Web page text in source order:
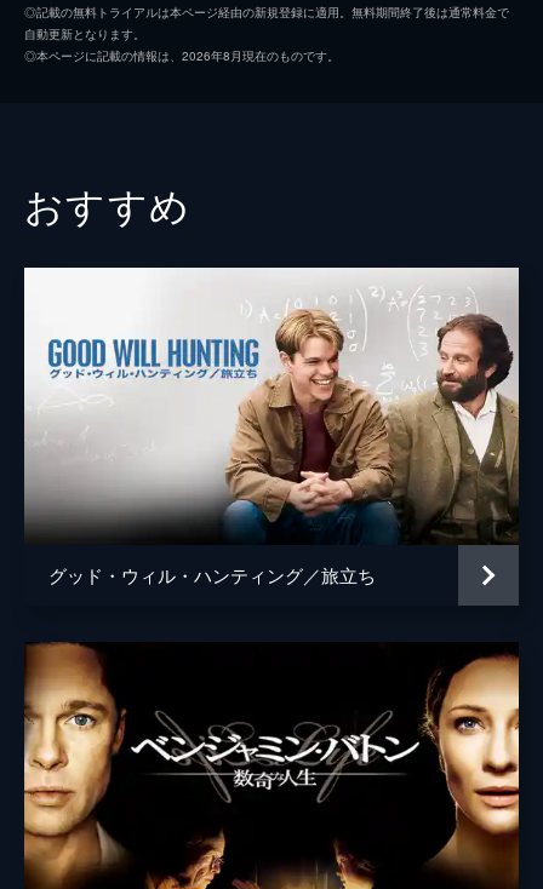
ブラウニング トム・ベレンジャー
マイルズ マイケル・ケイン
モーリス・フィッシャー ピート・ポスルスウェイト
ナッシュ ルーカス・ハース
タルラ・ライリー
ティム・ケルハー
マイケル・ガストン
クレア・ギア
ジェームズ マグナス・ノーラン
タイ・リ・リー
監督 クリストファー・ノーラン
脚本 クリストファー・ノーラン
音楽
製作 エマ・トーマス
◎記載の無料トライアルは本ページ経由の新規登録に適用。無料期間終了後は通常料金で
自動更新となります。
◎本ページに記載の情報は、2026年8月現在のものです。
おすすめ
グッド・ウィル・ハンティング／旅立ち